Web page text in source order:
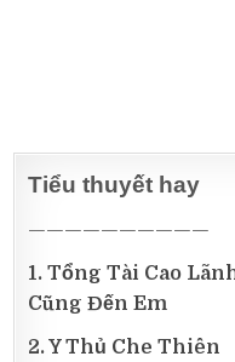
Tiểu thuyết hay
——————————
1. Tổng Tài Cao
Cũng Đến Em
2. Y Thủ Che Thiên